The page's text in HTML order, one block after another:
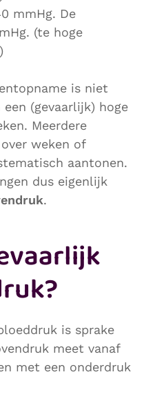
mmHg. De
(te hoge
is niet
(gevaarlijk) hoge
Meerdere
weken of
aantonen.
dus eigenlijk
.
is sprake
meet vanaf
met een onderdruk